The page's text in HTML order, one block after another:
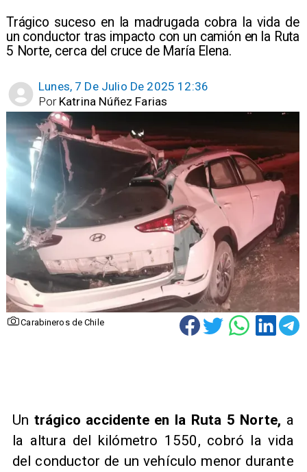
​Trágico suceso en la madrugada cobra la vida de
un conductor tras impacto con un camión en la Ruta
5 Norte, cerca del cruce de María Elena.
Lunes, 7 De Julio De 2025 12:36
Katrina Núñez Farias
Por
Carabineros de Chile
Un trágico accidente en la Ruta 5 Norte, a
la altura del kilómetro 1550, cobró la vida
del conductor de un vehículo menor durante